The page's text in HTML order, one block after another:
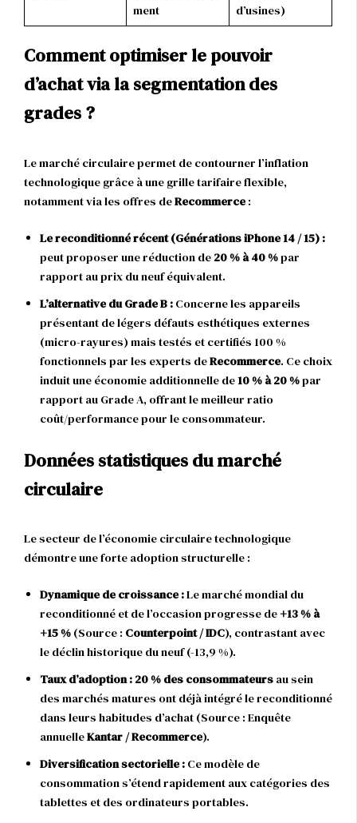
ment
d’usines)
Comment optimiser le pouvoir
d’achat via la segmentation des
grades ?
Le marché circulaire permet de contourner l’inflation
technologique grâce à une grille tarifaire flexible,
notamment via les offres deRecommerce :
Le reconditionné récent (Générations iPhone 14 / 15) :
peut proposer une réduction de 20 % à 40 %par
rapport au prix du neuf équivalent.
L’alternative du Grade B : Concerne les appareils
présentant de légers défauts esthétiques externes
(micro-rayures) mais testés et certifiés 100 %
fonctionnels par les experts deRecommerce. Ce choix
induit une économie additionnelle de10 % à 20 %par
rapport au Grade A, offrant le meilleur ratio
coût/performance pour le consommateur.
Données statistiques du marché
circulaire
Le secteur de l’économie circulaire technologique
démontre une forte adoption structurelle :
Dynamique de croissance :Le marché mondial du
reconditionné et de l’occasion progresse de+13 % à
+15 % (Source : Counterpoint / IDC), contrastant avec
le déclin historique du neuf (-13,9 %).
Taux d’adoption : 20 % des consommateurs au sein
des marchés matures ont déjà intégré le reconditionné
dans leurs habitudes d’achat (Source : Enquête
annuelleKantar / Recommerce).
Diversification sectorielle : Ce modèle de
consommation s’étend rapidement aux catégories des
tablettes et des ordinateurs portables.